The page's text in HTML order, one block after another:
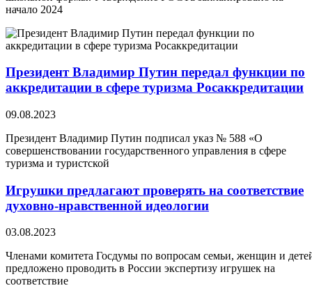
начало 2024
Президент Владимир Путин передал функции по
аккредитации в сфере туризма Росаккредитации
09.08.2023
Президент Владимир Путин подписал указ № 588 «О
совершенствовании государственного управления в сфере
туризма и туристской
Игрушки предлагают проверять на соответствие
духовно-нравственной идеологии
03.08.2023
Членами комитета Госдумы по вопросам семьи, женщин и
предложено проводить в России экспертизу игрушек на
соответствие